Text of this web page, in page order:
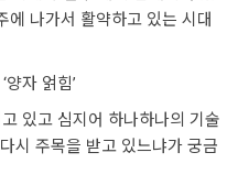
에 나가서 활약하고 있는 시대
자 얽힘’
있고 심지어 하나하나의 기술
시 주목을 받고 있느냐가 궁금